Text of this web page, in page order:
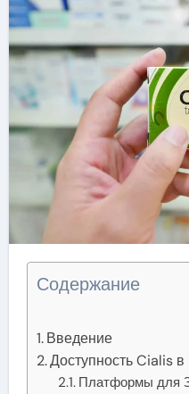
Содержание
Введение
Доступность Cialis
Платформы для